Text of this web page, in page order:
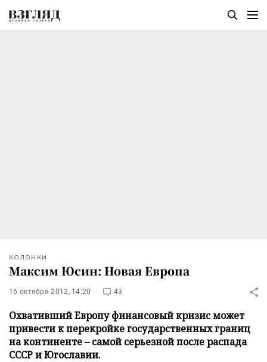
КОЛОНКИ
Максим Юсин: Новая Европа
16 октября 2012, 14:20 43
Охвативший Европу финансовый кризис может
привести к перекройке государственных границ
на континенте – самой серьезной после распада
СССР и Югославии.